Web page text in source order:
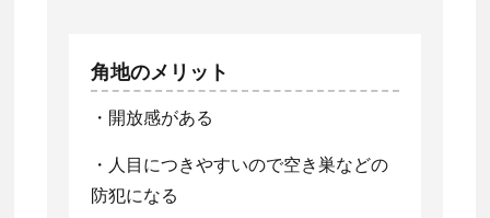
角地のメリット
・開放感がある
・人目につきやすいので空き巣などの
防犯になる